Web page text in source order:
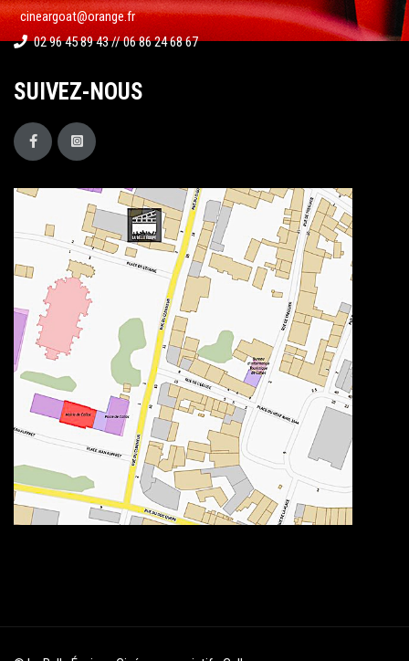
cineargoat@orange.fr
02 96 45 89 43 // 06 86 24 68 67
SUIVEZ-NOUS